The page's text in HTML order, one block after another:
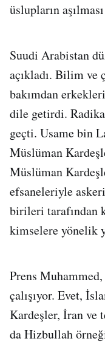
üslupların
Suudi Arabistan
açıkladı. Bilim ve
bakımdan
dile getirdi.
geçti. Usame bin
Müslüman
Müslüman
efsaneleriyle
birileri tarafından
kimselere yönelik
Prens
çalışıyor. Evet,
Kardeşler, İran ve
da Hizbullah